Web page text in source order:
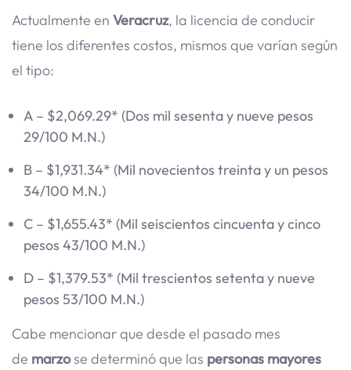
Actualmente en Veracruz, la licencia de conducir
tiene los diferentes costos, mismos que varían según
el tipo:
A – $2,069.29* (Dos mil sesenta y nueve pesos
29/100 M.N.)
B – $1,931.34* (Mil novecientos treinta y un pesos
34/100 M.N.)
C – $1,655.43* (Mil seiscientos cincuenta y cinco
pesos 43/100 M.N.)
D – $1,379.53* (Mil trescientos setenta y nueve
pesos 53/100 M.N.)
Cabe mencionar que desde el pasado mes
de marzose determinó que las personas mayores